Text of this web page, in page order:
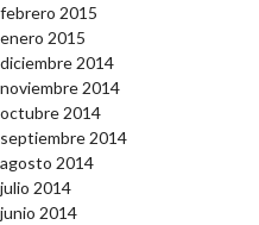
febrero 2015
enero 2015
diciembre 2014
noviembre 2014
octubre 2014
septiembre 2014
agosto 2014
julio 2014
junio 2014